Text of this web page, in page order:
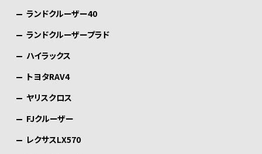
ランドクルーザー40
ランドクルーザープラド
ハイラックス
トヨタRAV4
ヤリスクロス
FJクルーザー
レクサスLX570